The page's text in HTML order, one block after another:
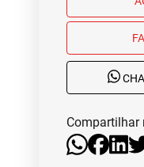
Compartilhar